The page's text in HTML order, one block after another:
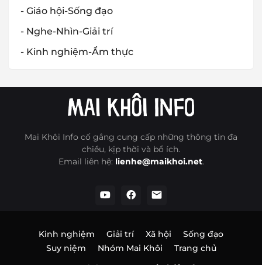
- Giáo hội-Sống đạo
- Nghe-Nhìn-Giải trí
- Kinh nghiệm-Ẩm thực
Mai Khôi Info cố gắng cung cấp những thông tin đa
chiều, kịp thời và bổ ích.
Email liên hệ: lienhe@maikhoi.net.
Kinh nghiệm Giải trí Xã hội
Sống đạo
Suy niệm
Nhóm Mai Khôi Trang chủ